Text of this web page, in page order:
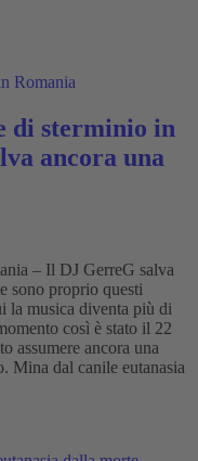
di sterminio in
ancora una
– Il DJ GerreG salva
sono proprio questi
la musica diventa più di
così è stato il 22
assumere ancora una
Mina dal canile eutanasia